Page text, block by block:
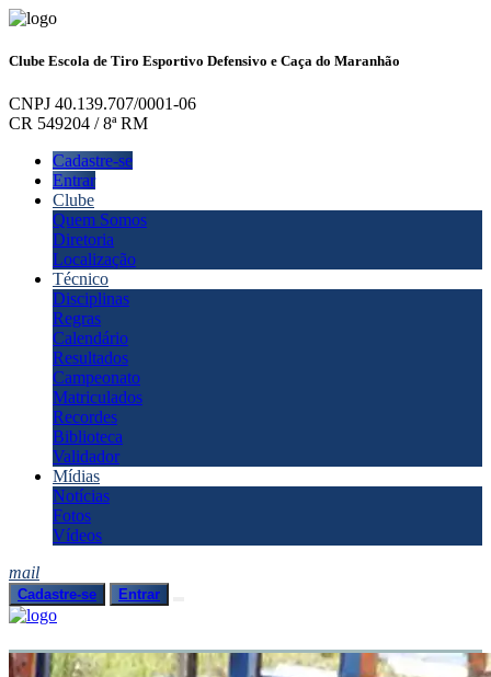
Clube Escola de Tiro Esportivo Defensivo e Caça do Maranhão
CNPJ 40.139.707/0001-06
CR 549204 / 8ª RM
Cadastre-se
Entrar
Clube
Quem Somos
Diretoria
Localização
Técnico
Disciplinas
Regras
Calendário
Resultados
Campeonato
Matriculados
Recordes
Biblioteca
Validador
Mídias
Notícias
Fotos
Vídeos
mail
Cadastre-se Entrar